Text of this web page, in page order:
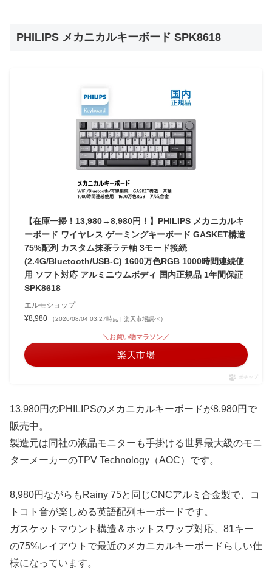
PHILIPS メカニカルキーボード SPK8618
【在庫一掃！13,980→8,980円！】PHILIPS メカニカルキ
ーボード ワイヤレス ゲーミングキーボード GASKET構造
75%配列 カスタム抹茶ラテ軸 3モード接続
(2.4G/Bluetooth/USB-C) 1600万色RGB 1000時間連続使
用 ソフト対応 アルミニウムボディ 国内正規品 1年間保証
SPK8618
エルモショップ
¥8,980
（2026/08/04 03:27時点 | 楽天市場調べ）
＼お買い物マラソン／
楽天市場
ポチップ
13,980円のPHILIPSのメカニカルキーボードが8,980円で
販売中。
製造元は同社の液晶モニターも手掛ける世界最大級のモニ
ターメーカーのTPV Technology（AOC）です。
8,980円ながらもRainy 75と同じCNCアルミ合金製で、コ
トコト音が楽しめる英語配列キーボードです。
ガスケットマウント構造＆ホットスワップ対応、81キー
の75%レイアウトで最近のメカニカルキーボードらしい仕
様になっています。